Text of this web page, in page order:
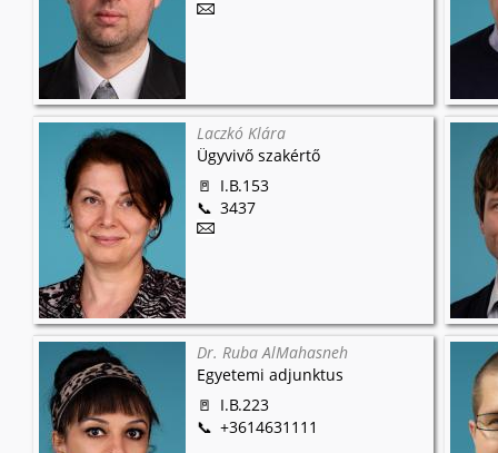
Laczkó Klára
Ügyvivő szakértő
I.B.153
3437
Dr. Ruba AlMahasneh
Egyetemi adjunktus
I.B.223
+3614631111